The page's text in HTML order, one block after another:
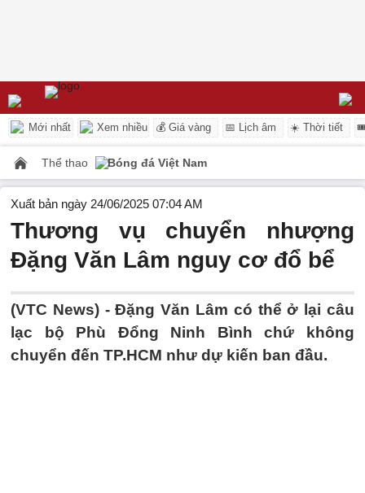
Mới nhất Xem nhiều 💰 Giá vàng 📅 Lịch âm ☀️ Thời tiết
Thể thao Bóng đá Việt Nam
Xuất bản ngày 24/06/2025 07:04 AM
Thương vụ chuyển nhượng
Đặng Văn Lâm nguy cơ đổ bể
(VTC News) -Đặng Văn Lâm có thể ở lại câu
lạc bộ Phù Đổng Ninh Bình chứ không
chuyển đến TP.HCM như dự kiến ban đầu.